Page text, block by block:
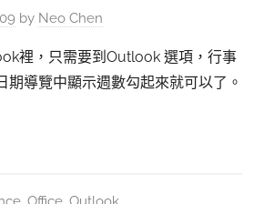
by Neo Chen
裡，只需要到Outlook 選項，行事
期導覽中顯示週數勾起來就可以了。